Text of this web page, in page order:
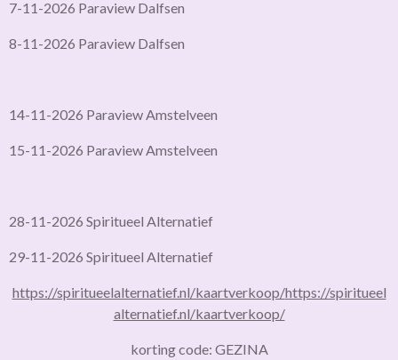
7-11-2026 Paraview Dalfsen
8-11-2026 Paraview Dalfsen
14-11-2026 Paraview Amstelveen
15-11-2026 Paraview Amstelveen
28-11-2026 Spiritueel Alternatief
29-11-2026 Spiritueel Alternatief
https://spiritueelalternatief.nl/kaartverkoop/https://spiritueel
alternatief.nl/kaartverkoop/
korting code: GEZINA